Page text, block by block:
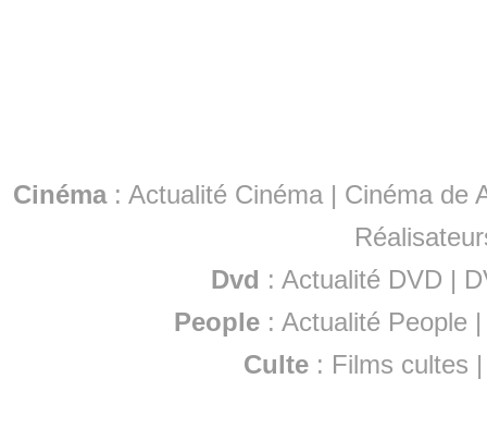
Cinéma: Actualité Cinéma | Cinéma de
Dvd : Actualité DVD |
People :Actualité People
Culte : Films cultes